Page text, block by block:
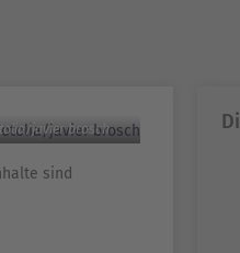
javier brosch
sind